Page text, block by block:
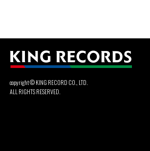
copyright © KING RECORD CO., LTD.
ALL RIGHTS RESERVED.